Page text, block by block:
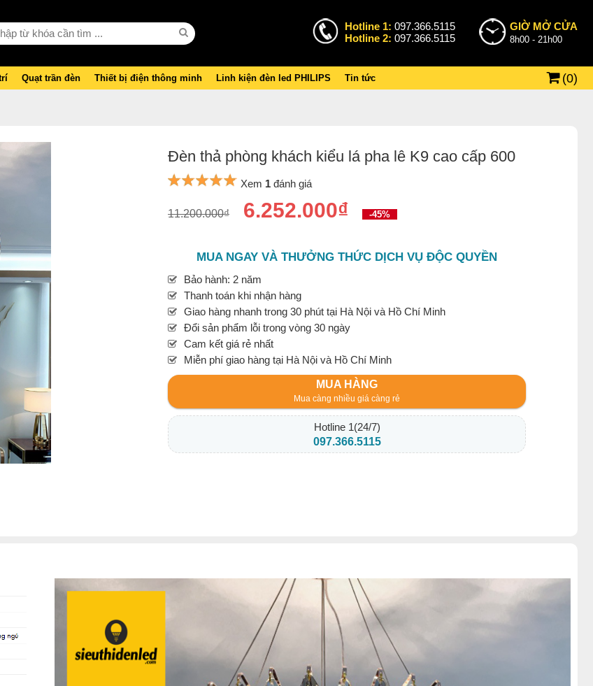
Hotline 1: 097.366.5115
Hotline 2: 097.366.5115
GIỜ MỞ CỬA
8h00 - 21h00
Quạt trần đèn Thiết bị điện thông minh Linh kiện đèn led PHILIPS Tin tức (0)
Đèn thả phòng khách kiểu lá pha lê K9 cao cấp 600
Xem 1 đánh giá
11.200.000₫ 6.252.000₫ -45%
MUA NGAY VÀ THƯỞNG THỨC DỊCH VỤ ĐỘC QUYỀN
Bảo hành: 2 năm
Thanh toán khi nhận hàng
Giao hàng nhanh trong 30 phút tại Hà Nội và Hồ Chí Minh
Đổi sản phẩm lỗi trong vòng 30 ngày
Cam kết giá rẻ nhất
Miễn phí giao hàng tại Hà Nội và Hồ Chí Minh
MUA HÀNG
Mua càng nhiều giá càng rẻ
Hotline 1(24/7)
097.366.5115